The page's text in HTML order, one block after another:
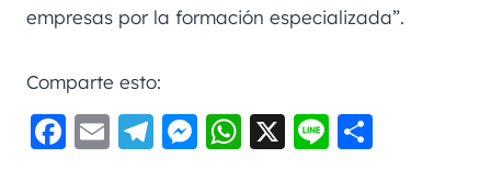
empresas por la formación especializada”.
Comparte esto:
F
E
Te M W X
Li